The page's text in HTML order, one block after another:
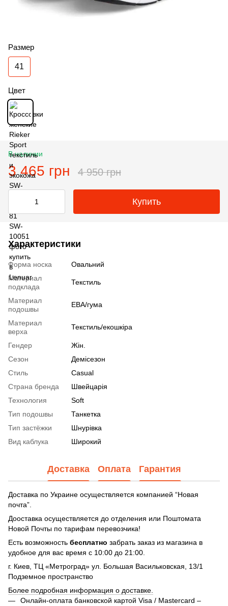
Размер
41
Цвет
В наличии
3 465 грн 4 950 грн
Купить
Характеристики
Форма носка
Овальний
Материал
подклада
Текстиль
Материал
подошвы
ЕВА/гума
Материал
верха
Текстиль/екошкіра
Гендер
Жін.
Сезон
Демісезон
Стиль
Casual
Страна бренда
Швейцарія
Технология
Soft
Тип подошвы
Танкетка
Тип застёжки
Шнурівка
Вид каблука
Широкий
Доставка Оплата Гарантия
Доставка по Украине осуществляется компанией “Новая
почта”.
Дооставка осуществляется до отделения или Поштомата
Новой Почты по тарифам перевозчика!
Есть возможность бесплатно забрать заказ из магазина в
удобное для вас время с 10:00 до 21:00.
г. Киев, ТЦ «Метроград» ул. Большая Васильковская, 13/1
Подземное пространство
Более подробная информация о доставке.
Онлайн-оплата банковской картой Visa / Mastercard –